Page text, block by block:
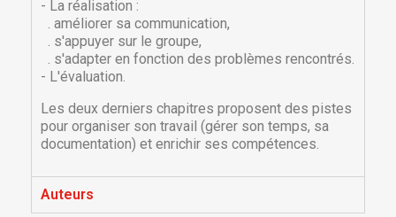
Ajouter à ma liste d'envies
Créer une liste d'envies ×
Nom de la liste d'envies
Connexion ×
Vous devez être connecté pour ajouter des produits
- La réalisation :
. améliorer sa communication,
. s'appuyer sur le groupe,
. s'adapter en fonction des problèmes rencontrés.
- L'évaluation.
Les deux derniers chapitres proposent des pistes
pour organiser son travail (gérer son temps, sa
documentation) et enrichir ses compétences.
Auteurs